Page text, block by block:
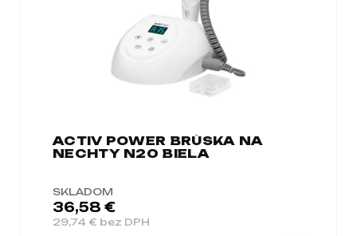
ACTIV POWER BRÚSKA NA
NECHTY N20 BIELA
SKLADOM
29,74 € bez DPH
36,58 €